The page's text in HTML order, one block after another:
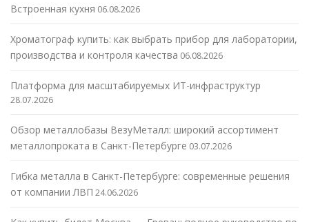
Встроенная кухня 06.08.2026
Хроматограф купить: как выбрать прибор для лаборатории,
производства и контроля качества 06.08.2026
Платформа для масштабируемых ИТ-инфраструктур
28.07.2026
Обзор металлобазы ВезуМеталл: широкий ассортимент
металлопроката в Санкт-Петербурге 03.07.2026
Гибка металла в Санкт-Петербурге: современные решения
от компании ЛВП 24.06.2026